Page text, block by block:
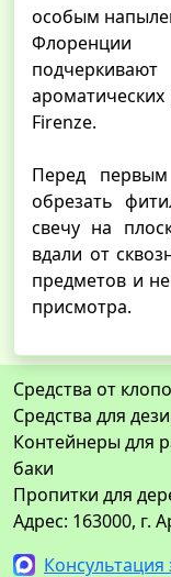
особым
Firenze.
Перед первым
обрезать
свечу на
вдали от
предметов и
присмотра.
Средства от
Средства для
Контейнеры для
баки
Пропитки для
Адрес: 163000, г.
Консультация